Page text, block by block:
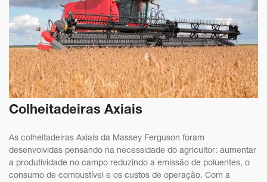
Colheitadeiras Axiais
As colheitadeiras Axiais da Massey Ferguson foram
desenvolvidas pensando na necessidade do agricultor: aumentar
a produtividade no campo reduzindo a emissão de poluentes, o
consumo de combustível e os custos de operação. Com a